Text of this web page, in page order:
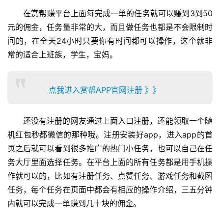
在赏帮赚平台上面每完成一单的任务就可以赚到3到50
元的佣金，任务量非常的大，而且做任务也都是不会限制时
间的，在全天24小时只要你有时间都可以操作，这个就非
常的适合上班族，学生，宝妈。
点我进入赏帮APP官网注册 》》
还没有注册的网友通过上面入口注册，还能领取一个随
机红包秒都微信的那种哦。注册安装好app，进入app的首
页之后就可以看到很多推广的热门小任务，也可以自己在任
务大厅里面选择任务。在平台上面的所有任务都是用手机操
作就可以的，比如有注册任务、点赞任务、游戏任务和截图
任务，每个任务在页面中都会有相应的操作介绍，三五分钟
内就可以完成一单赚到几十块的佣金。